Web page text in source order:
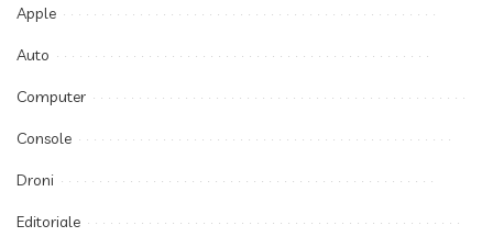
Apple
Auto
Computer
Console
Droni
Editoriale